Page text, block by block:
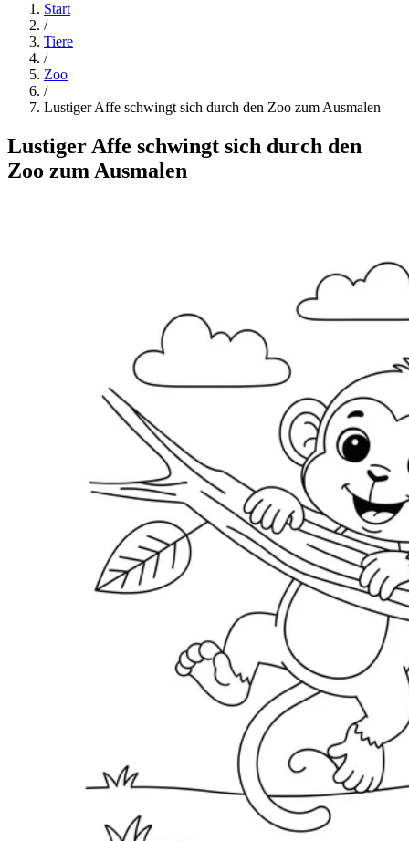
Start
/
Tiere
/
Zoo
/
Lustiger Affe schwingt sich durch den Zoo zum Ausmalen
Lustiger Affe schwingt sich durch den
Zoo zum Ausmalen